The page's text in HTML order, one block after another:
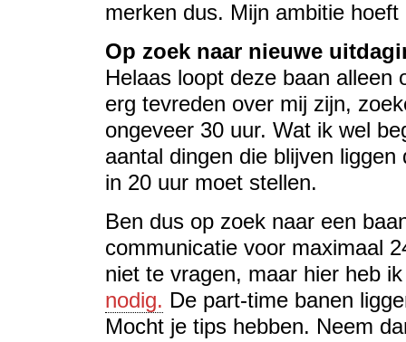
merken dus. Mijn ambitie
Op zoek naar nieuwe
Helaas loopt deze baan alleen
erg tevreden over mij zijn,
ongeveer 30 uur. Wat ik wel
aantal dingen die blijven
in 20 uur moet stellen.
Ben dus op zoek naar een
communicatie voor maximaal
niet te vragen, maar hier heb
nodig. De part-time banen
Mocht je tips hebben. Neem